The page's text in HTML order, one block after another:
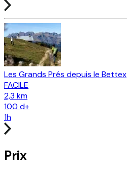
Les Grands Prés depuis le Bettex
FACILE
2,3 km
100 d+
1h
Prix